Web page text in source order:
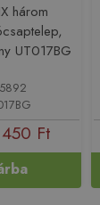
három
UT017BG
Ft